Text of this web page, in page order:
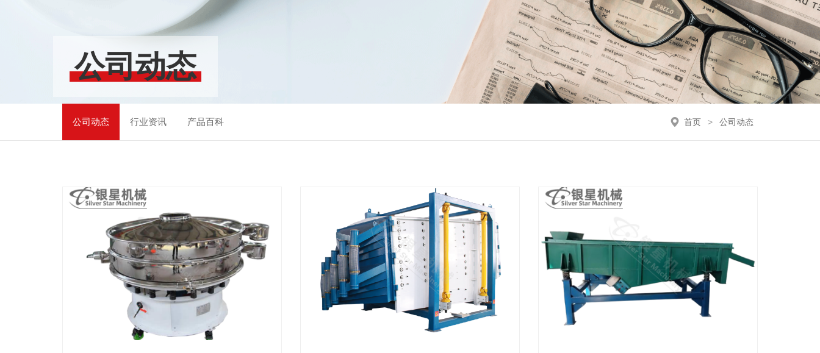
关于我们
公司动态
公司动态 行业资讯 产品百科 首页 > 公司动态